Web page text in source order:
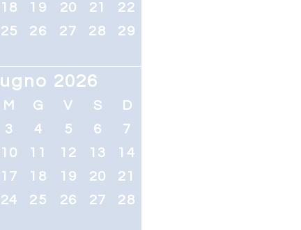
18 19 20 21
22
25 26 27 28
29
2026
M G V S
D
3 4 5 6
7
10 11 12 13
14
17 18 19 20
21
24 25 26 27
28